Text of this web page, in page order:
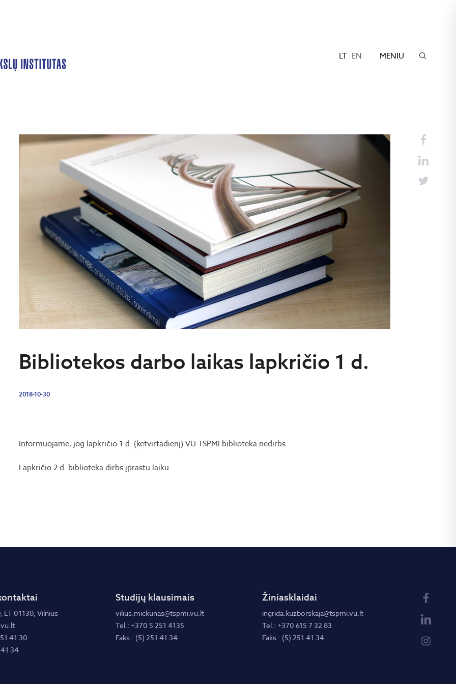
LT EN MENIU
Bibliotekos darbo laikas lapkričio 1 d.
2018-10-30
Informuojame, jog lapkričio 1 d. (ketvirtadienį) VU TSPMI biblioteka nedirbs.
Lapkričio 2 d. biblioteka dirbs įprastu laiku.
LT-01130, Vilnius
41 30
34
Studijų klausimais
vilius.mickunas@tspmi.vu.lt
Tel.: +370 5 251 4135
Faks.: (5) 251 41 34
Žiniasklaidai
ingrida.kuzborskaja@tspmi.vu.lt
Tel.: +370 615 7 32 83
Faks.: (5) 251 41 34